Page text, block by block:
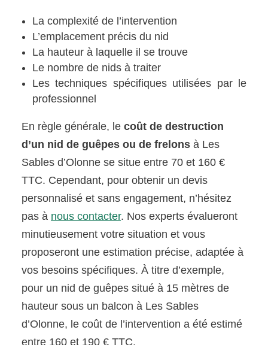
La complexité de l’intervention
L’emplacement précis du nid
La hauteur à laquelle il se trouve
Le nombre de nids à traiter
Les techniques spécifiques utilisées par le
professionnel
En règle générale, lecoût de destruction
d’un nid de guêpes ou de frelons à Les
Sables d’Olonne se situe entre 70 et 160 €
TTC. Cependant, pour obtenir un devis
personnalisé et sans engagement, n’hésitez
pas à nous contacter. Nos experts évalueront
minutieusement votre situation et vous
proposeront une estimation précise, adaptée à
vos besoins spécifiques. À titre d’exemple,
pour un nid de guêpes situé à 15 mètres de
hauteur sous un balcon à Les Sables
d’Olonne, le coût de l’intervention a été estimé
entre 160 et 190 € TTC.